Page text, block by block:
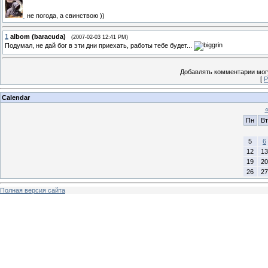
не погода, а свинствою ))
1 albom (baracuda) (2007-02-03 12:41 PM)
Подумал, не дай бог в эти дни приехать, работы тебе будет...
Добавлять комментарии
[
Calendar
«
Пн
Вт
5
6
12
13
19
20
26
27
Полная версия сайта